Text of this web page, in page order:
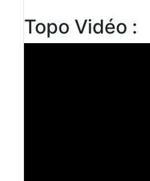
Topo Vidéo :